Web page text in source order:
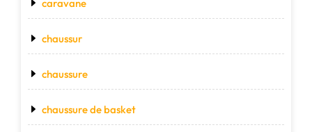
caravane
chaussur
chaussure
chaussure de basket